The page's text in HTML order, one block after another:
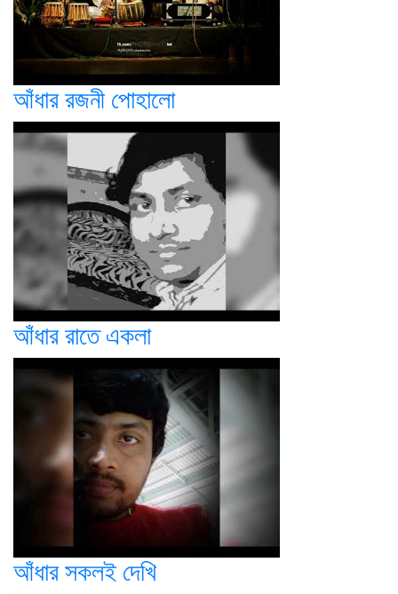
আঁধার রজনী পোহালো
আঁধার রাতে একলা
আঁধার সকলই দেখি